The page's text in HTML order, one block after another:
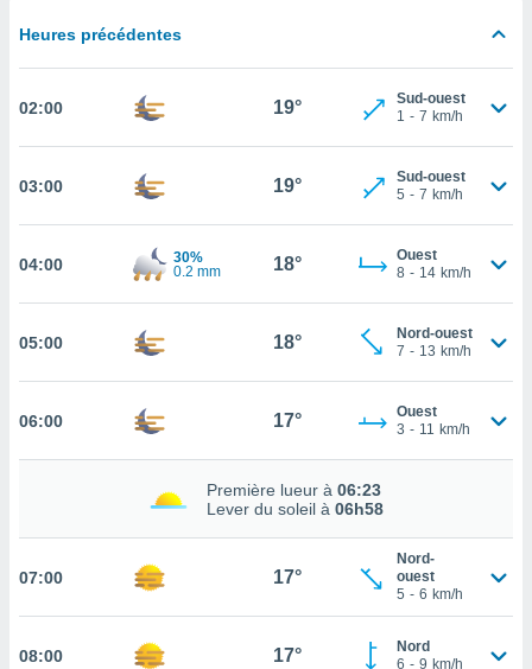
les
à vous
sur
»,
ACCEPTER
CONTINUER
Heures précédentes
02:00 19°
Sud-ouest
1 - 7 km/h
03:00 19°
Sud-ouest
5 - 7 km/h
04:00
30%
0.2 mm
18°
Ouest
8 - 14 km/h
05:00 18°
Nord-ouest
7 - 13 km/h
06:00 17°
Ouest
3 - 11 km/h
Première lueur à 06:23
Lever du soleil à 06h58
07:00 17°
Nord-
ouest
5 - 6 km/h
08:00 17°
Nord
6 - 9 km/h